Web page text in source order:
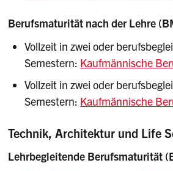
Berufsmaturität nach der Lehre
Vollzeit in zwei oder
Semestern: Kaufmännische
Vollzeit in zwei oder
Semestern: Kaufmännische
Technik, Architektur und Life
Lehrbegleitende Berufsmaturität